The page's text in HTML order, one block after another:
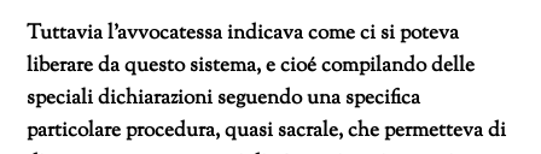
Tuttavia l’avvocatessa indicava come ci si poteva
liberare da questo sistema, e cioé compilando delle
speciali dichiarazioni seguendo una specifica
particolare procedura, quasi sacrale, che permetteva di